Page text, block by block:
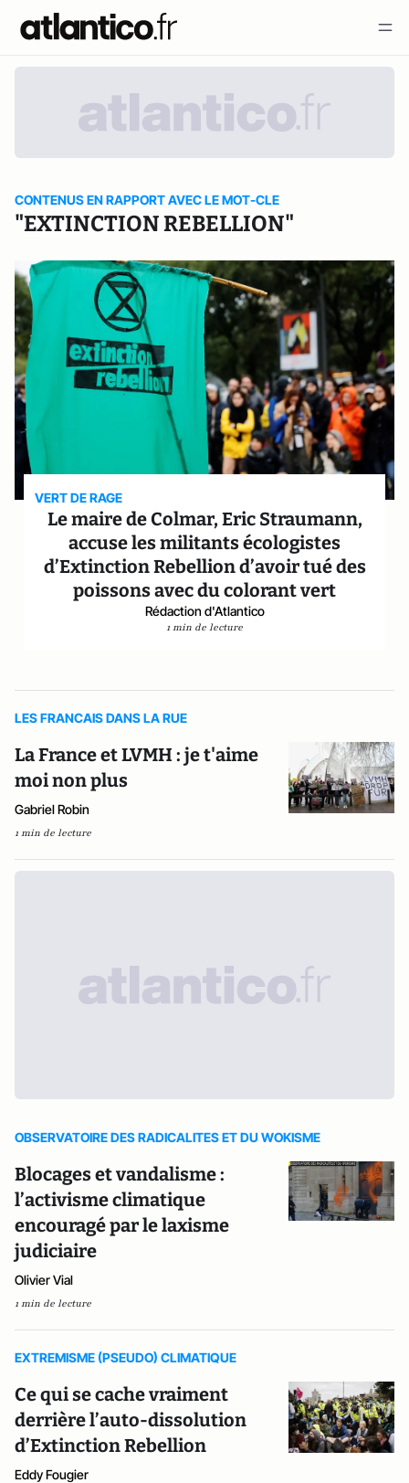
CONTENUS EN RAPPORT AVEC LE MOT-CLE
"EXTINCTION REBELLION"
VERT DE RAGE
Le maire de Colmar, Eric Straumann,
accuse les militants écologistes
d’Extinction Rebellion d’avoir tué des
poissons avec du colorant vert
Rédaction d'Atlantico
1 min de lecture
LES FRANCAIS DANS LA RUE
La France et LVMH : je t'aime
moi non plus
Gabriel Robin
1 min de lecture
OBSERVATOIRE DES RADICALITES ET DU WOKISME
Blocages et vandalisme :
l’activisme climatique
encouragé par le laxisme
judiciaire
Olivier Vial
1 min de lecture
EXTREMISME (PSEUDO) CLIMATIQUE
Ce qui se cache vraiment
derrière l’auto-dissolution
d’Extinction Rebellion
Eddy Fougier